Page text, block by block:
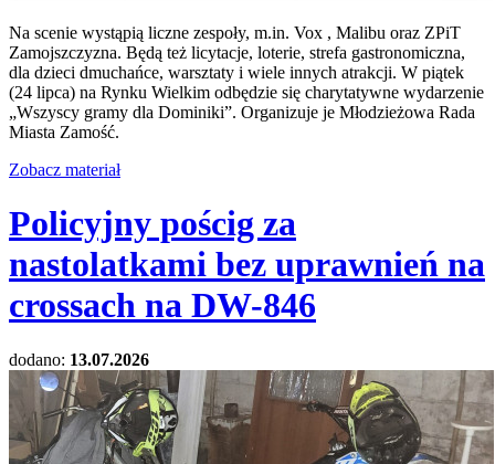
Na scenie wystąpią liczne zespoły, m.in. Vox , Malibu oraz ZPiT
Zamojszczyzna. Będą też licytacje, loterie, strefa gastronomiczna,
dla dzieci dmuchańce, warsztaty i wiele innych atrakcji. W piątek
(24 lipca) na Rynku Wielkim odbędzie się charytatywne wydarzenie
„Wszyscy gramy dla Dominiki”. Organizuje je Młodzieżowa Rada
Miasta Zamość.
Zobacz materiał
Policyjny pościg za
nastolatkami bez uprawnień na
crossach na DW-846
dodano: 13.07.2026